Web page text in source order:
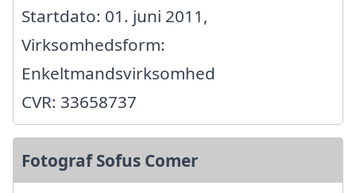
Startdato: 01. juni 2011,
Virksomhedsform:
Enkeltmandsvirksomhed
CVR: 33658737
Fotograf Sofus Comer